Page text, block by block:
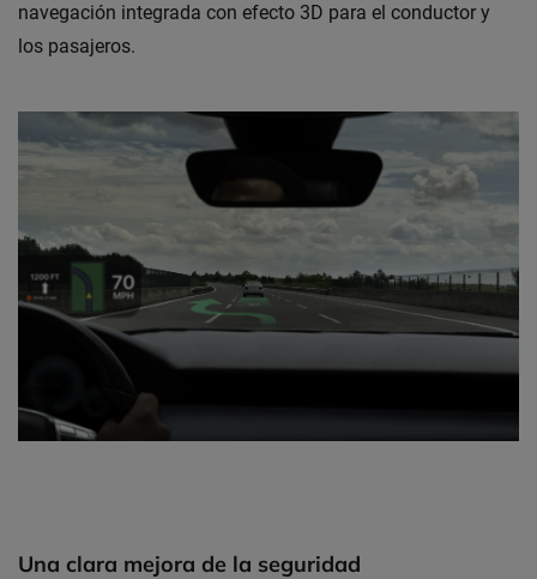
navegación integrada con efecto 3D para el conductor y
los pasajeros.
Una clara mejora de la seguridad